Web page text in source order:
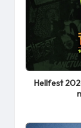
Posted
in
Hellfest